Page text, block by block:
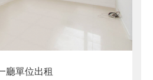
廳單位出租